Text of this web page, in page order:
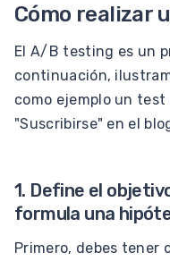
Cómo realizar
El A/B testing es un
continuación,
como ejemplo un
"Suscribirse" en el
1. Define el
formula una
Primero, debes tener